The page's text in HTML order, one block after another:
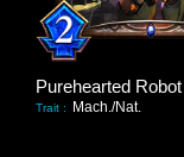
Purehearted Robot
Trait : Mach./Nat.